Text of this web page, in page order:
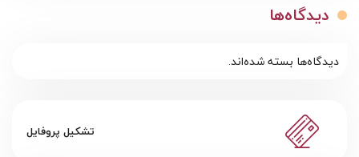
دیدگاه‌ها
دیدگاه‌ها بسته شده‌اند.
تشکیل پروفایل